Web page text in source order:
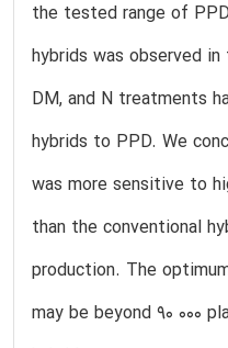
the tested range of
hybrids was observed
DM, and N treatments
hybrids to PPD. We
was more sensitive to
than the conventional
production. The
may be beyond 90 000